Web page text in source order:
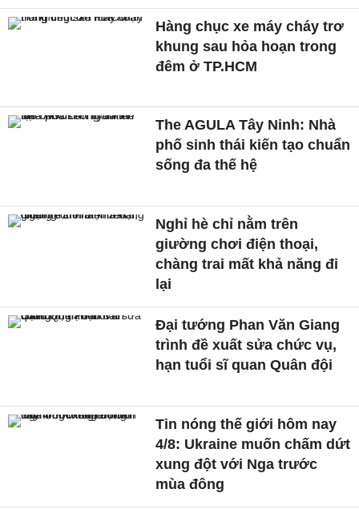
Hàng chục xe máy cháy trơ
khung sau hỏa hoạn trong
đêm ở TP.HCM
The AGULA Tây Ninh: Nhà
phố sinh thái kiến tạo chuẩn
sống đa thế hệ
Nghỉ hè chỉ nằm trên
giường chơi điện thoại,
chàng trai mất khả năng đi
lại
Đại tướng Phan Văn Giang
trình đề xuất sửa chức vụ,
hạn tuổi sĩ quan Quân đội
Tin nóng thế giới hôm nay
4/8: Ukraine muốn chấm dứt
xung đột với Nga trước
mùa đông